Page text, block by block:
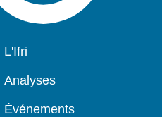
Navigation
L'Ifri
Analyses
Événements